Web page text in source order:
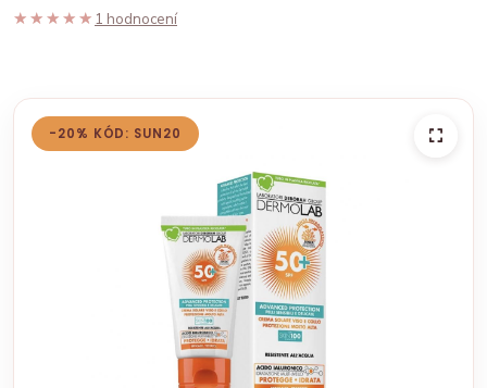
★★★★★
★★★★★ 1 hodnocení
-20% KÓD: SUN20